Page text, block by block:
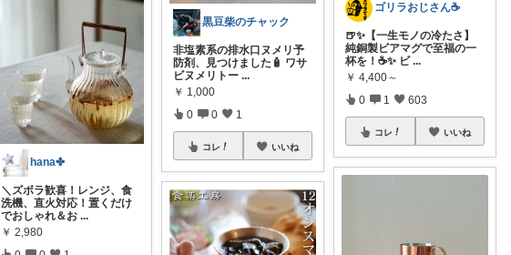
hana✤
＼ズボラ歓喜！レンジ、食
洗機、直火対応！置くだけ
でおしゃれ＆お ...
￥ 2,980
黒豆柴のチャック
非塩素系の排水口ヌメリ予
防剤、見つけました🧴 ワサ
ビヌメリトー ...
￥ 1,000
0 0 1
コレ いいね
ゴリラおじさん☕️
🍺✨【一生モノの冷たさ】
純銅製ビアマグで至福の一
杯を！☕✨ ビ ...
￥ 4,400～
0 1 603
コレ いいね